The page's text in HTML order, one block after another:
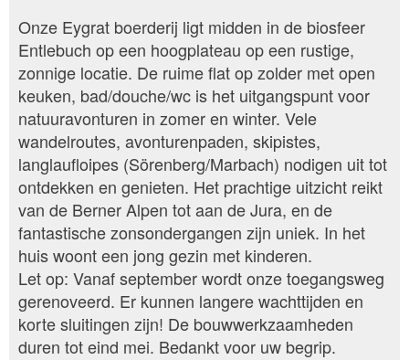
Onze Eygrat boerderij ligt midden in de biosfeer
Entlebuch op een hoogplateau op een rustige,
zonnige locatie. De ruime flat op zolder met open
keuken, bad/douche/wc is het uitgangspunt voor
natuuravonturen in zomer en winter. Vele
wandelroutes, avonturenpaden, skipistes,
langlaufloipes (Sörenberg/Marbach) nodigen uit tot
ontdekken en genieten. Het prachtige uitzicht reikt
van de Berner Alpen tot aan de Jura, en de
fantastische zonsondergangen zijn uniek. In het
huis woont een jong gezin met kinderen.
Let op: Vanaf september wordt onze toegangsweg
gerenoveerd. Er kunnen langere wachttijden en
korte sluitingen zijn! De bouwwerkzaamheden
duren tot eind mei. Bedankt voor uw begrip.